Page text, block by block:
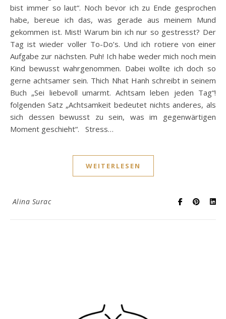
bist immer so laut“. Noch bevor ich zu Ende gesprochen
habe, bereue ich das, was gerade aus meinem Mund
gekommen ist. Mist! Warum bin ich nur so gestresst? Der
Tag ist wieder voller To-Do’s. Und ich rotiere von einer
Aufgabe zur nächsten. Puh! Ich habe weder mich noch mein
Kind bewusst wahrgenommen. Dabei wollte ich doch so
gerne achtsamer sein. Thich Nhat Hanh schreibt in seinem
Buch „Sei liebevoll umarmt. Achtsam leben jeden Tag“!
folgenden Satz „Achtsamkeit bedeutet nichts anderes, als
sich dessen bewusst zu sein, was im gegenwärtigen
Moment geschieht“. Stress…
WEITERLESEN
Alina Surac